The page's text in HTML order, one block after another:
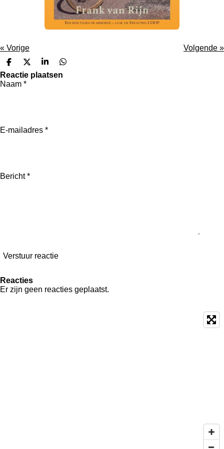
« Vorige Volgende »
D
e
l
e
D
e
e
S
h
D
e
Reactie plaatsen
Naam *
E-mailadres *
Bericht *
Verstuur reactie
Reacties
Er zijn geen reacties geplaatst.